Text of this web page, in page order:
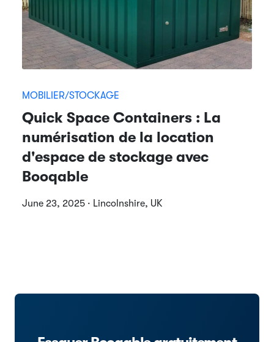
MOBILIER/STOCKAGE
Quick Space Containers : La
numérisation de la location
d'espace de stockage avec
Booqable
June 23, 2025 · Lincolnshire, UK